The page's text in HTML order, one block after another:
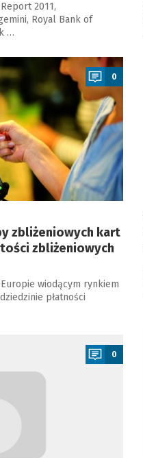
2011,
Royal Bank of
…
0
zbliżeniowych kart
zbliżeniowych
wiodącym rynkiem
płatności
0